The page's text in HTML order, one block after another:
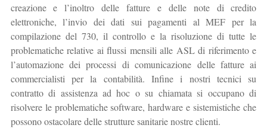
creazione e l’inoltro delle fatture e delle note di credito
elettroniche, l’invio dei dati sui pagamenti al MEF per la
compilazione del 730, il controllo e la risoluzione di tutte le
problematiche relative ai flussi mensili alle ASL di riferimento e
l’automazione dei processi di comunicazione delle fatture ai
commercialisti per la contabilità. Infine i nostri tecnici su
contratto di assistenza ad hoc o su chiamata si occupano di
risolvere le problematiche software, hardware e sistemistiche che
possono ostacolare delle strutture sanitarie nostre clienti.